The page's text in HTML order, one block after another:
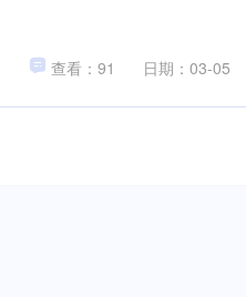
查看：91 日期：03-05